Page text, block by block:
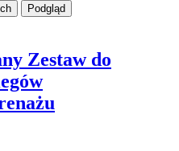
Podgląd
Zestaw do